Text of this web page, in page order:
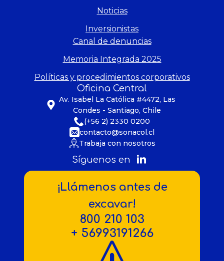
Noticias
Inversionistas
Canal de denuncias
Memoria Integrada 2025
Políticas y procedimientos corporativos
Oficina Central
Av. Isabel La Católica #4472, Las
Condes - Santiago, Chile
(+56 2) 2330 0200
contacto@sonacol.cl
Trabaja con nosotros
Síguenos en
¡Llámenos antes de
excavar!
800 210 103
+ 56993191266